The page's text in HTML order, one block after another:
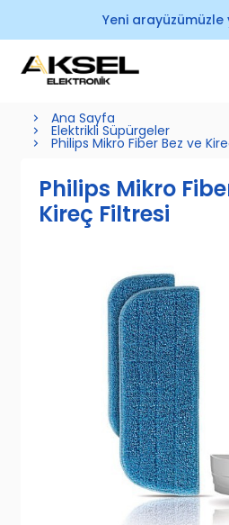
Yeni arayüzümüzle
Ana Sayfa
Elektrikli Süpürgeler
Philips Mikro Fiber Bez ve
Philips Mikro
Kireç Filtresi